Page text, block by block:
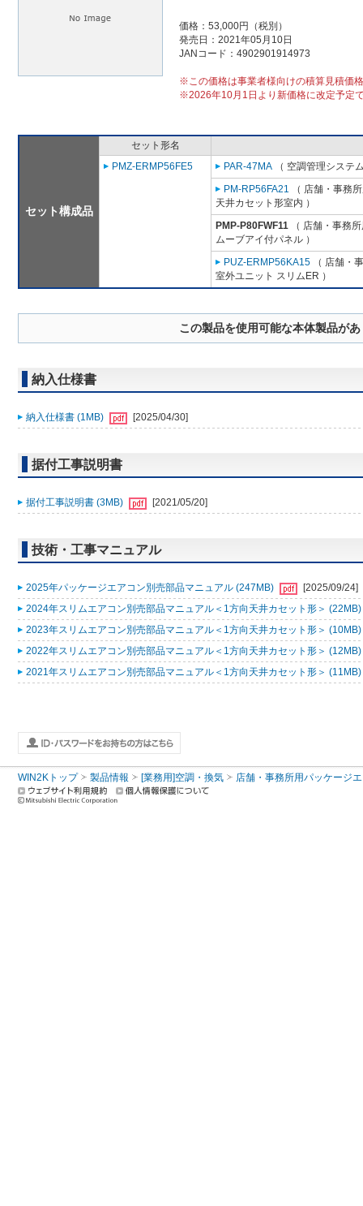
価格：53,000円（税別）
発売日：2021年05月10日
JANコード：4902901914973
※この価格は事業者様向けの積算見積価
※2026年10月1日より新価格に改定予定
セット構成品
セット形名
PMZ-ERMP56FE5
PAR-47MA （ 空調管理システ
PM-RP56FA21 （ 店舗・事務
天井カセット形室内 ）
PMP-P80FWF11 （ 店舗・事務
ムーブアイ付パネル ）
PUZ-ERMP56KA15 （ 店舗・
室外ユニット スリムER ）
この製品を使用可能な本体製品が
納入仕様書
納入仕様書 (1MB) [2025/04/30]
据付工事説明書
据付工事説明書 (3MB) [2021/05/20]
技術・工事マニュアル
2025年パッケージエアコン別売部品マニュアル (247MB)
[2025/09/24]
2024年スリムエアコン別売部品マニュアル＜1方向天井カセット形＞ (22MB)
2023年スリムエアコン別売部品マニュアル＜1方向天井カセット形＞ (10MB)
2022年スリムエアコン別売部品マニュアル＜1方向天井カセット形＞ (12MB)
2021年スリムエアコン別売部品マニュアル＜1方向天井カセット形＞ (11MB)
WIN2Kトップ 製品情報 [業務用]空調・換気 店舗・事務所用パッケージ